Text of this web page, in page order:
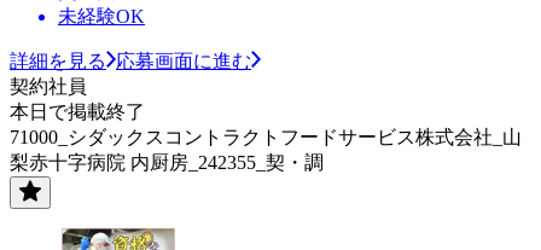
未経験OK
詳細を見る
応募画面に進む
契約社員
本日で掲載終了
71000_シダックスコントラクトフードサービス株式会社_山
梨赤十字病院 内厨房_242355_契・調